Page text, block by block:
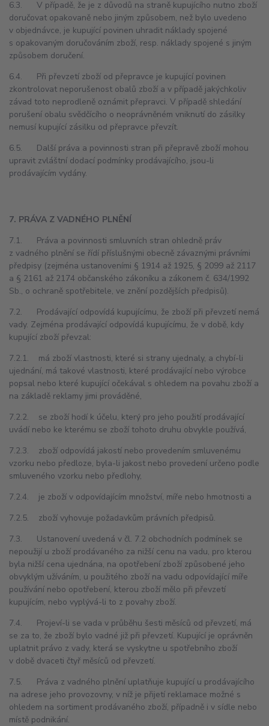
6.3. V případě, že je z důvodů na straně kupujícího nutno zboží
doručovat opakovaně nebo jiným způsobem, než bylo uvedeno
v objednávce, je kupující povinen uhradit náklady spojené
s opakovaným doručováním zboží, resp. náklady spojené s jiným
způsobem doručení.
6.4. Při převzetí zboží od přepravce je kupující povinen
zkontrolovat neporušenost obalů zboží a v případě jakýchkoliv
závad toto neprodleně oznámit přepravci. V případě shledání
porušení obalu svědčícího o neoprávněném vniknutí do zásilky
nemusí kupující zásilku od přepravce převzít.
6.5. Další práva a povinnosti stran při přepravě zboží mohou
upravit zvláštní dodací podmínky prodávajícího, jsou-li
prodávajícím vydány.
7. PRÁVA Z VADNÉHO PLNĚNÍ
7.1. Práva a povinnosti smluvních stran ohledně práv
z vadného plnění se řídí příslušnými obecně závaznými právními
předpisy (zejména ustanoveními § 1914 až 1925, § 2099 až 2117
a § 2161 až 2174 občanského zákoníku a zákonem č. 634/1992
Sb., o ochraně spotřebitele, ve znění pozdějších předpisů).
7.2. Prodávající odpovídá kupujícímu, že zboží při převzetí nemá
vady. Zejména prodávající odpovídá kupujícímu, že v době, kdy
kupující zboží převzal:
7.2.1. má zboží vlastnosti, které si strany ujednaly, a chybí-li
ujednání, má takové vlastnosti, které prodávající nebo výrobce
popsal nebo které kupující očekával s ohledem na povahu zboží a
na základě reklamy jimi prováděné,
7.2.2. se zboží hodí k účelu, který pro jeho použití prodávající
uvádí nebo ke kterému se zboží tohoto druhu obvykle používá,
7.2.3. zboží odpovídá jakostí nebo provedením smluvenému
vzorku nebo předloze, byla-li jakost nebo provedení určeno podle
smluveného vzorku nebo předlohy,
7.2.4. je zboží v odpovídajícím množství, míře nebo hmotnosti a
7.2.5. zboží vyhovuje požadavkům právních předpisů.
7.3. Ustanovení uvedená v čl. 7.2 obchodních podmínek se
nepoužijí u zboží prodávaného za nižší cenu na vadu, pro kterou
byla nižší cena ujednána, na opotřebení zboží způsobené jeho
obvyklým užíváním, u použitého zboží na vadu odpovídající míře
používání nebo opotřebení, kterou zboží mělo při převzetí
kupujícím, nebo vyplývá-li to z povahy zboží.
7.4. Projeví-li se vada v průběhu šesti měsíců od převzetí, má
se za to, že zboží bylo vadné již při převzetí. Kupující je oprávněn
uplatnit právo z vady, která se vyskytne u spotřebního zboží
v době dvaceti čtyř měsíců od převzetí.
7.5. Práva z vadného plnění uplatňuje kupující u prodávajícího
na adrese jeho provozovny, v níž je přijetí reklamace možné s
ohledem na sortiment prodávaného zboží, případně i v sídle nebo
místě podnikání.